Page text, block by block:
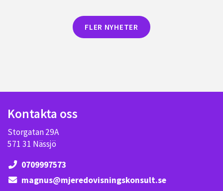
FLER NYHETER
Kontakta oss
Storgatan 29A
571 31 Nässjö
0709997573
magnus@mjeredovisningskonsult.se